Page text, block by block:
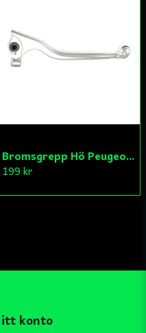
Bromsgrepp Hö Peugeot Ludix/Speedfight/Vivacity
199 kr
konto